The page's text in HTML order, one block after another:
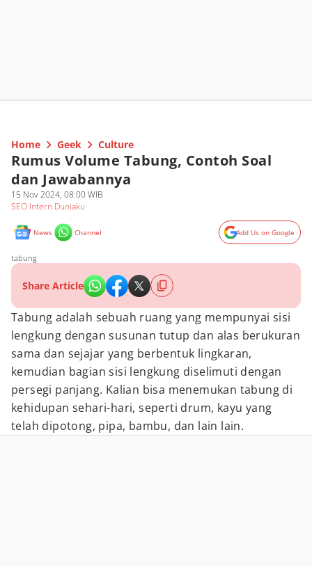
Home Geek Culture
Rumus Volume Tabung, Contoh Soal
dan Jawabannya
15 Nov 2024, 08:00 WIB
SEO Intern Duniaku
News Channel Add Us on Google
tabung
Share Article
Tabung adalah sebuah ruang yang mempunyai sisi
lengkung dengan susunan tutup dan alas berukuran
sama dan sejajar yang berbentuk lingkaran,
kemudian bagian sisi lengkung diselimuti dengan
persegi panjang. Kalian bisa menemukan tabung di
kehidupan sehari-hari, seperti drum, kayu yang
telah dipotong, pipa, bambu, dan lain lain.